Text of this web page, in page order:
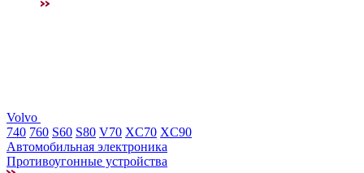
Volvo
740 760 S60 S80 V70 XC70 XC90
Автомобильная электроника
Противоугонные устройства